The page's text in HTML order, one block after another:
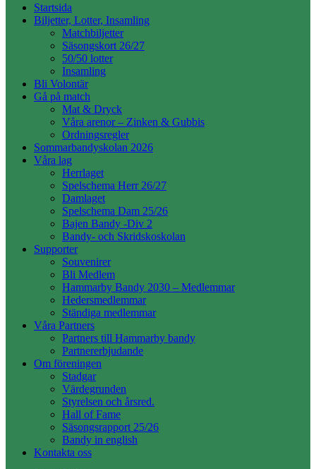
Startsida
Biljetter, Lotter, Insamling
Matchbiljetter
Säsongskort 26/27
50/50 lotter
Insamling
Bli Volontär
Gå på match
Mat & Dryck
Våra arenor – Zinken & Gubbis
Ordningsregler
Sommarbandyskolan 2026
Våra lag
Herrlaget
Spelschema Herr 26/27
Damlaget
Spelschema Dam 25/26
Bajen Bandy -Div 2
Bandy- och Skridskoskolan
Supporter
Souvenirer
Bli Medlem
Hammarby Bandy 2030 – Medlemmar
Hedersmedlemmar
Ständiga medlemmar
Våra Partners
Partners till Hammarby bandy
Partnererbjudande
Om föreningen
Stadgar
Värdegrunden
Styrelsen och årsred.
Hall of Fame
Säsongsrapport 25/26
Bandy in english
Kontakta oss